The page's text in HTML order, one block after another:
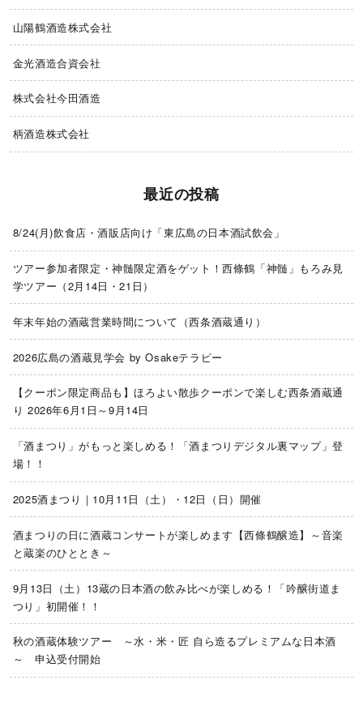
山陽鶴酒造株式会社
金光酒造合資会社
株式会社今田酒造
柄酒造株式会社
最近の投稿
8/24(月)飲食店・酒販店向け「東広島の日本酒試飲会」
ツアー参加者限定・神髄限定酒をゲット！西條鶴「神髄」もろみ見
学ツアー（2月14日・21日）
年末年始の酒蔵営業時間について（西条酒蔵通り）
2026広島の酒蔵見学会 by Osakeテラピー
【クーポン限定商品も】ほろよい散歩クーポンで楽しむ西条酒蔵通
り 2026年6月1日～9月14日
「酒まつり」がもっと楽しめる！「酒まつりデジタル裏マップ」登
場！！
2025酒まつり｜10月11日（土）・12日（日）開催
酒まつりの日に酒蔵コンサートが楽しめます【西條鶴醸造】～音楽
と蔵楽のひととき～
9月13日（土）13蔵の日本酒の飲み比べが楽しめる！「吟醸街道ま
つり」初開催！！
秋の酒蔵体験ツアー ～水・米・匠 自ら造るプレミアムな日本酒
～ 申込受付開始